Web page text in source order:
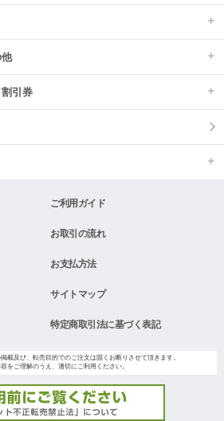
引券
ご利用ガイド
お取引の流れ
お支払方法
サイトマップ
特定商取引法に基づく表記
載及び、転売目的でのご注文は固くお断りさせて頂きます。
をご理解のうえ、適切にご利用ください。